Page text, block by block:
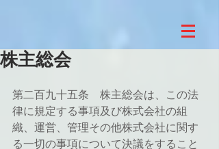
株主総会
第二百九十五条　株主総会は、この法
律に規定する事項及び株式会社の組
織、運営、管理その他株式会社に関す
る一切の事項について決議をすること